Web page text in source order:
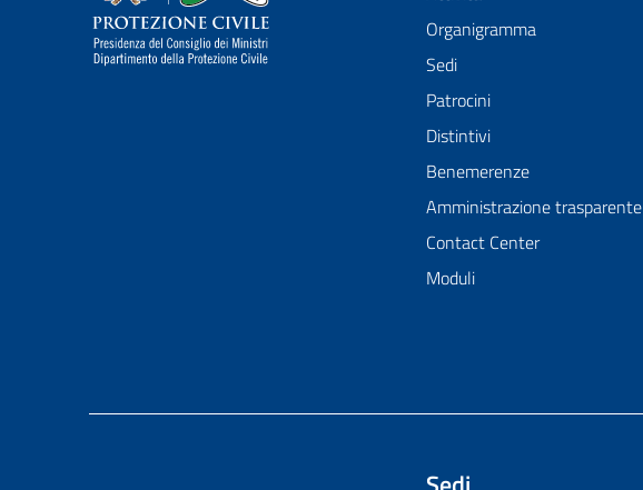
Organigramma
Sedi
Patrocini
Distintivi
Benemerenze
Amministrazione trasparente
Contact Center
Moduli